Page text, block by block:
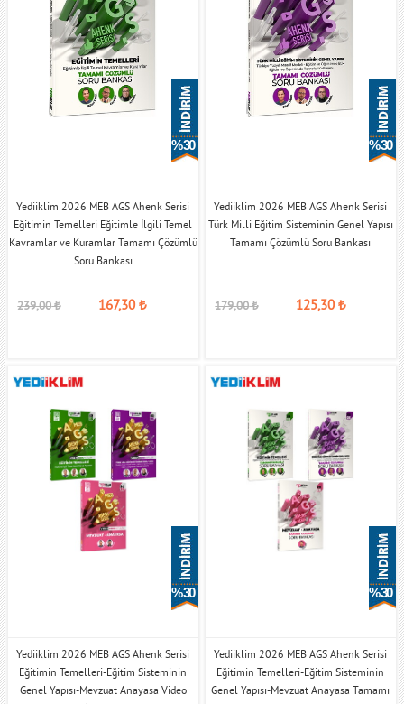
% 30
Yediiklim 2026 MEB AGS Ahenk Serisi
Eğitimin Temelleri Eğitimle İlgili Temel
Kavramlar ve Kuramlar Tamamı Çözümlü
Soru Bankası
239,00₺ 167,30₺
% 30
Yediiklim 2026 MEB AGS Ahenk Serisi
Türk Milli Eğitim Sisteminin Genel Yapısı
Tamamı Çözümlü Soru Bankası
179,00₺ 125,30₺
% 30
Yediiklim 2026 MEB AGS Ahenk Serisi
Eğitimin Temelleri-Eğitim Sisteminin
Genel Yapısı-Mevzuat Anayasa Video
% 30
Yediiklim 2026 MEB AGS Ahenk Serisi
Eğitimin Temelleri-Eğitim Sisteminin
Genel Yapısı-Mevzuat Anayasa Tamamı